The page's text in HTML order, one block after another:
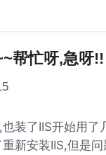
帖子详情
帮忙呀,急呀!!
装了IIS开始用了
新安装IIS,但是问